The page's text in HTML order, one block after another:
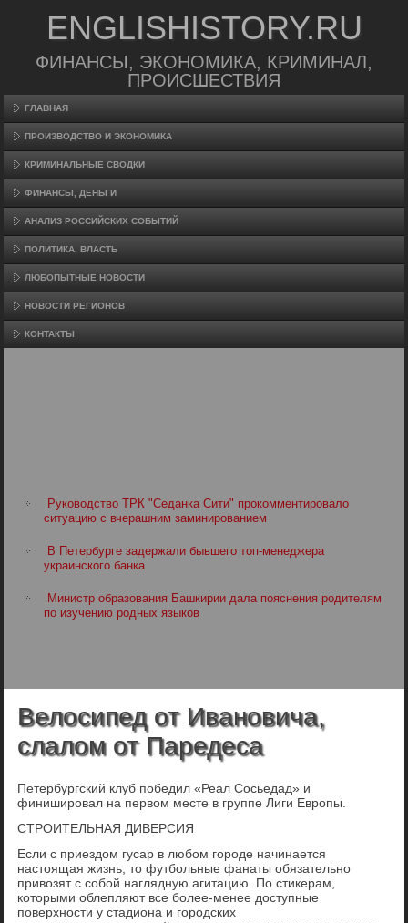
ENGLISHISTORY.RU
ФИНАНСЫ, ЭКОНОМИКА, КРИМИНАЛ,
ПРОИСШЕСТВИЯ
ГЛАВНАЯ
ПРОИЗВΟДСТВО И ЭКОНОМИКА
КРИМИНАЛЬНЫЕ СВОДКИ
ФИНАНСЫ, ДЕНЬГИ
АНАЛИЗ РОССИЙСКИХ СОБЫТИЙ
ПОЛИТИКА, ВЛАСТЬ
ЛЮБОПЫТНЫЕ НОВОСТИ
НОВОСТИ РЕГИОНОВ
КОНТАКТЫ
Руководство ТРК "Седанка Сити" прокомментировало
ситуацию с вчерашним заминированием
В Петербурге задержали бывшего топ-менеджера
украинского банка
Министр образования Башкирии дала пояснения родителям
по изучению родных языков
Велосипед от Ивановича,
слалом от Паредеса
Петербургский клуб победил «Реал Сосьедад» и
финишировал на первом месте в группе Лиги Европы.
СТРОИТЕЛЬНАЯ ДИВЕРСИЯ
Если с приездом гусар в любом городе начинается
настоящая жизнь, то футбольные фанаты обязательно
привозят с собой наглядную агитацию. По стикерам,
которыми облепляют все более-менее доступные
поверхности у стадиона и городских